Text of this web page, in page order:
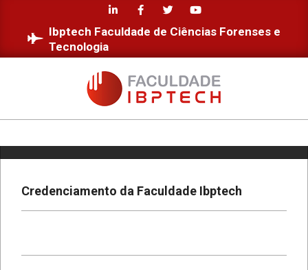
content
Ibptech Faculdade de Ciências Forenses e
Tecnologia
FACULDADE
IBPTECH
MenuCredenciamento da Faculdade Ibptech
Diversidade e Inclusão na Faculdade
IBPTECH
Faculdade IBPTECH: Transformando
Futuros através da Educação de
Excelência
Faculdade IBPTECH e SBSeg 2023
1º Seminário de Defesa Cibernética e